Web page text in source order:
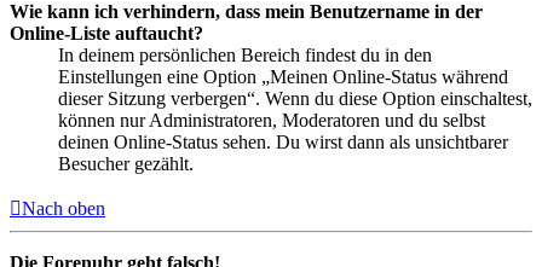
Wie kann ich verhindern, dass mein Benutzername in der
Online-Liste auftaucht?
In deinem persönlichen Bereich findest du in den
Einstellungen eine Option „Meinen Online-Status während
dieser Sitzung verbergen“. Wenn du diese Option einschaltest,
können nur Administratoren, Moderatoren und du selbst
deinen Online-Status sehen. Du wirst dann als unsichtbarer
Besucher gezählt.
Nach oben